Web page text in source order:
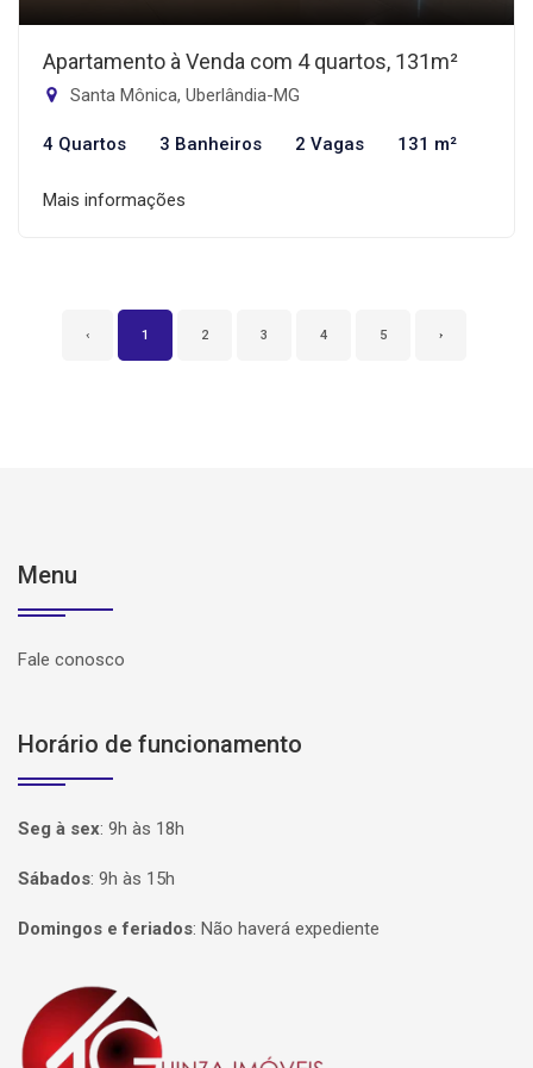
Apartamento à Venda com 4 quartos, 131m²
Santa Mônica, Uberlândia-MG
4 Quartos 3 Banheiros 2 Vagas 131 m²
Mais informações
‹ 1 2 3 4 5 ›
Menu
Fale conosco
Horário de funcionamento
Seg à sex: 9h às 18h
Sábados: 9h às 15h
Domingos e feriados: Não haverá expediente
Página inicial